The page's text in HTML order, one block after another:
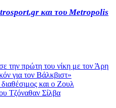
και του Metropolis
την πρώτη του νίκη με τον Άρη
για τον Βάλκβιστ»
και ο Ζουλ
Τζόναθαν Σίλβα